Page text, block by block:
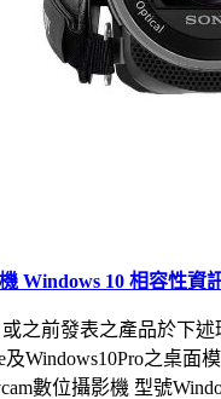
Windows 10 相容性資
之前發表之產品於下
及Windows10Pro之桌
數位攝影機 型號